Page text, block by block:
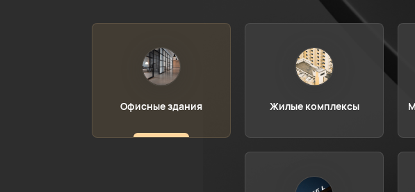
Офисные здания Жилые комплексы